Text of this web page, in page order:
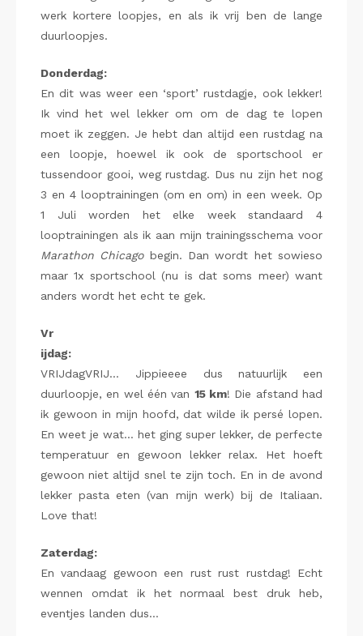
werk kortere loopjes, en als ik vrij ben de lange
duurloopjes.
Donderdag:
En dit was weer een ‘sport’ rustdagje, ook lekker!
Ik vind het wel lekker om om de dag te lopen
moet ik zeggen. Je hebt dan altijd een rustdag na
een loopje, hoewel ik ook de sportschool er
tussendoor gooi, weg rustdag. Dus nu zijn het nog
3 en 4 looptrainingen (om en om) in een week. Op
1 Juli worden het elke week standaard 4
looptrainingen als ik aan mijn trainingsschema voor
Marathon Chicagobegin. Dan wordt het sowieso
maar 1x sportschool (nu is dat soms meer) want
anders wordt het echt te gek.
Vr
ijdag:
VRIJdagVRIJ… Jippieeee dus natuurlijk een
duurloopje, en wel één van 15 km! Die afstand had
ik gewoon in mijn hoofd, dat wilde ik persé lopen.
En weet je wat… het ging super lekker, de perfecte
temperatuur en gewoon lekker relax. Het hoeft
gewoon niet altijd snel te zijn toch. En in de avond
lekker pasta eten (van mijn werk) bij de Italiaan.
Love that!
Zaterdag:
En vandaag gewoon een rust rust rustdag! Echt
wennen omdat ik het normaal best druk heb,
eventjes landen dus…